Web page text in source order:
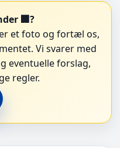
🏢?
et foto og fortæl os,
Vi svarer med
eventuelle forslag,
regler.